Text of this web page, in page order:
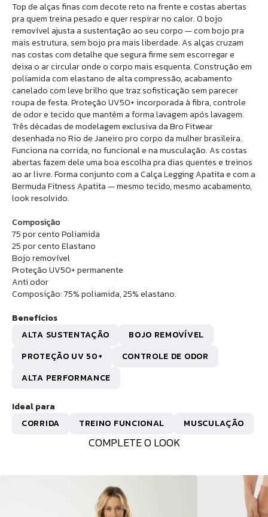
COMPLETE O LOOK
Top de alças finas com decote reto na frente e costas abertas
pra quem treina pesado e quer respirar no calor. O bojo
removível ajusta a sustentação ao seu corpo — com bojo pra
mais estrutura, sem bojo pra mais liberdade. As alças cruzam
nas costas com detalhe que segura firme sem escorregar e
deixa o ar circular onde o corpo mais esquenta. Construção em
poliamida com elastano de alta compressão, acabamento
canelado com leve brilho que traz sofisticação sem parecer
roupa de festa. Proteção UV50+ incorporada à fibra, controle
de odor e tecido que mantém a forma lavagem após lavagem.
Três décadas de modelagem exclusiva da Bro Fitwear
desenhada no Rio de Janeiro pro corpo da mulher brasileira.
Funciona na corrida, no funcional e na musculação. As costas
abertas fazem dele uma boa escolha pra dias quentes e treinos
ao ar livre. Forma conjunto com a Calça Legging Apatita e com a
Bermuda Fitness Apatita — mesmo tecido, mesmo acabamento,
look resolvido.
Composição
75 por cento Poliamida
25 por cento Elastano
Bojo removível
Proteção UV50+ permanente
Anti odor
Composição: 75% poliamida, 25% elastano.
Benefícios
ALTA SUSTENTAÇÃO
BOJO REMOVÍVEL
PROTEÇÃO UV 50+
CONTROLE DE ODOR
ALTA PERFORMANCE
Ideal para
CORRIDA
TREINO FUNCIONAL MUSCULAÇÃO